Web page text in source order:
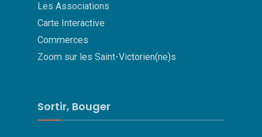
Les Associations
Carte Interactive
Commerces
Zoom sur les Saint-Victorien(ne)s
Sortir, Bouger